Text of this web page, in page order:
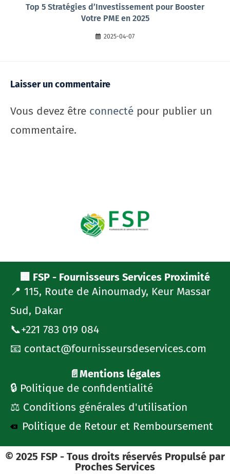
Top 5 Stratégies d’Investissement pour Booster
Votre PME en 2025
2025-04-07
Laisser un commentaire
Vous devez être connecté pour publier un
commentaire.
🏢 FSP - Fournisseurs Services Proximité
📍 115, Route de Ainoumady, Keur Massar
Sud, Dakar
📞+221 783 019 084
📧 contact@fournisseursdeservices.com
📄Mentions légales
🔒 Politique de confidentialité
⚖️ Conditions générales d'utilisation
Politique de Retour et Remboursement
© 2025 FSP - Tous droits réservés Propulsé par
Proches Services